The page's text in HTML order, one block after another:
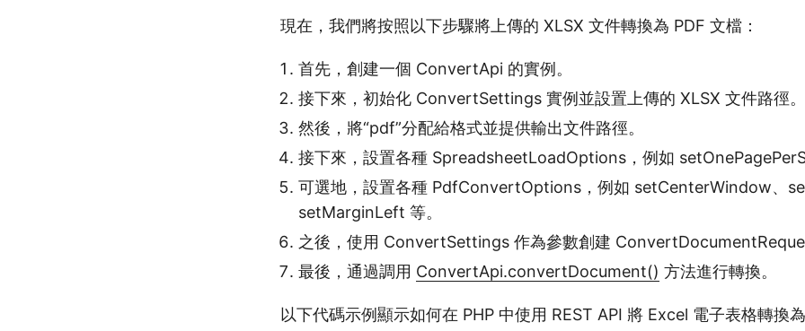
現在，我們將按照以下步驟將上傳的 XLSX 文件轉換為 PDF 文檔：
首先，創建一個 ConvertApi 的實例。
接下來，初始化 ConvertSettings 實例並設置上傳的 XLSX 文件路徑。
然後，將“pdf”分配給格式並提供輸出文件路徑。
接下來，設置各種 SpreadsheetLoadOptions，例如
可選地，設置各種 PdfConvertOptions，例如 setCenterWindow、
setMarginLeft 等。
之後，使用 ConvertSettings 作為參數創建
最後，通過調用 ConvertApi.convertDocument() 方法進行轉換。
以下代碼示例顯示如何在 PHP 中使用 REST API 將 Excel 電子表格轉換為